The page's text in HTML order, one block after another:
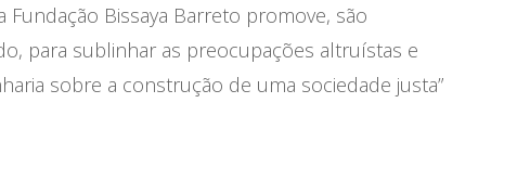
Bissaya Barreto promove, são
para sublinhar as preocupações altruístas e
sobre a construção de uma sociedade justa”